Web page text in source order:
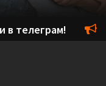
в телеграм!